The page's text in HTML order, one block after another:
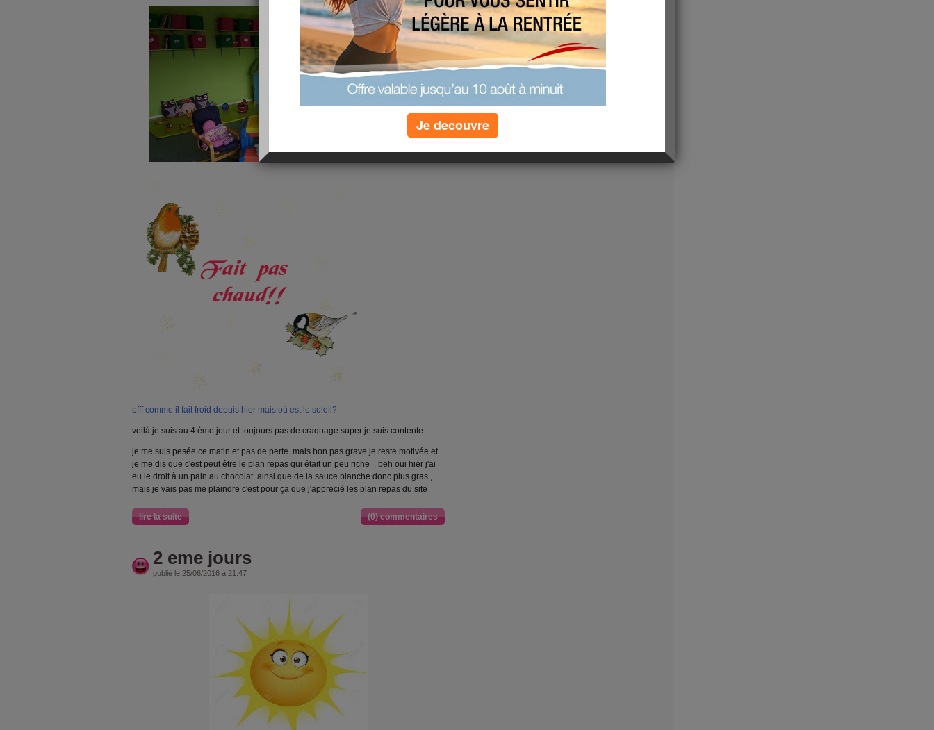
pfff comme il fait froid depuis hier mais où est le soleil?
voilà je suis au 4 ème jour et toujours pas de craquage super je suis contente .
je me suis pesée ce matin et pas de perte mais bon pas grave je reste motivée et
je me dis que c'est peut être le plan repas qui était un peu riche . beh oui hier j'ai
eu le droit à un pain au chocolat ainsi que de la sauce blanche donc plus gras ,
mais je vais pas me plaindre c'est pour ça que j'apprecié les plan repas du site
lire la suite (0) commentaires
2 eme jours
publié le 25/06/2016 à 21:47
Je decouvre